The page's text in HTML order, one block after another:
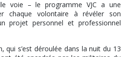
voie – le programme VJC a une
chaque volontaire à révéler son
projet personnel et professionnel
qui s’est déroulée dans la nuit du 13